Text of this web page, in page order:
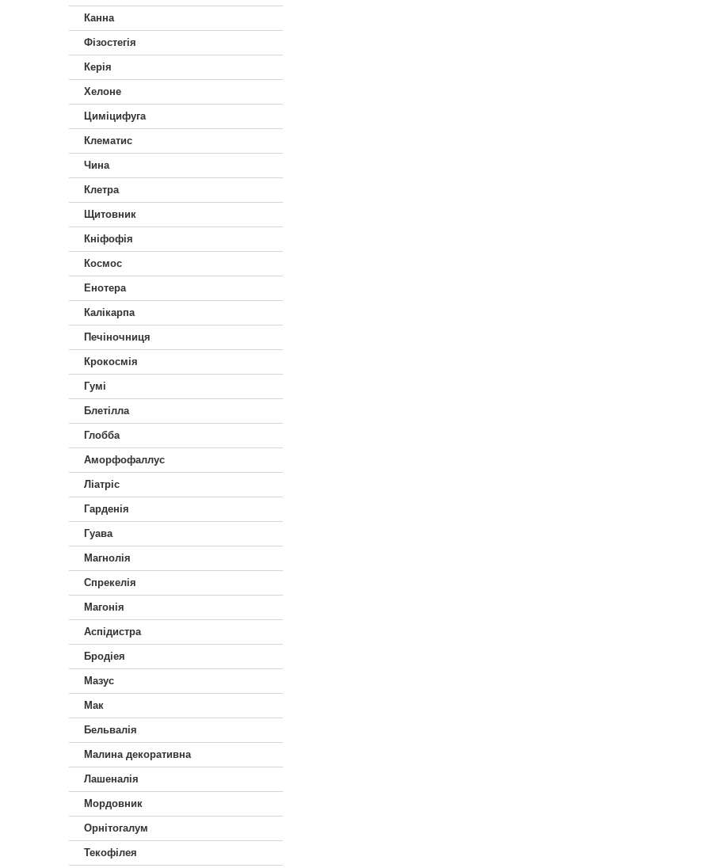
Канна
Фізостегія
Керія
Хелоне
Циміцифуга
Клематис
Чина
Клетра
Щитовник
Кніфофія
Космос
Енотера
Калікарпа
Печіночниця
Крокосмія
Гумі
Блетілла
Глобба
Аморфофаллус
Ліатріс
Гарденія
Гуава
Магнолія
Спрекелія
Магонія
Аспідистра
Бродіея
Мазус
Мак
Бельвалія
Малина декоративна
Лашеналія
Мордовник
Орнітогалум
Текофілея